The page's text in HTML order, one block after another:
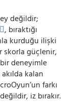
değildir;
, bıraktığı
kurduğu ilişki
skorla güçlenir,
deneyimle
kalan
farkı
iz bırakır.